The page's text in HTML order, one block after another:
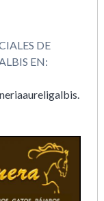
DE
EN: